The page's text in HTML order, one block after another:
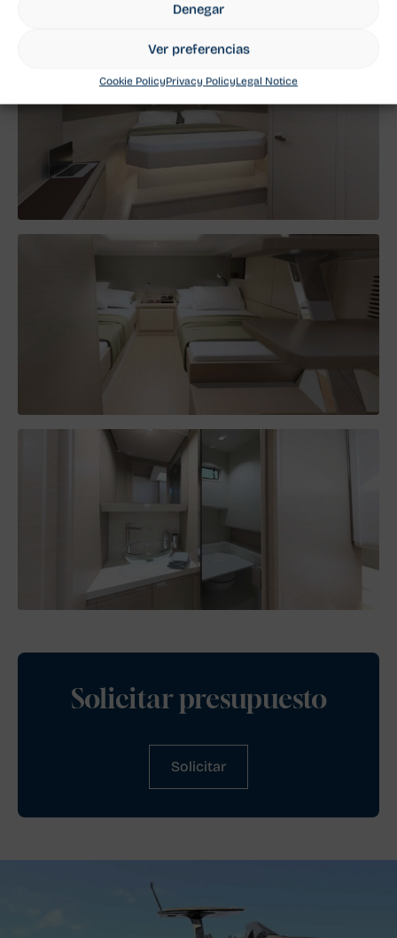
Denegar
Ver preferencias
Cookie PolicyPrivacy PolicyLegal Notice
Solicitar presupuesto
Solicitar